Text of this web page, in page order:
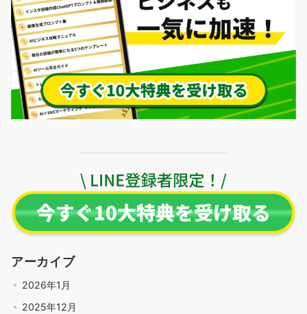
アーカイブ
2026年1月
2025年12月